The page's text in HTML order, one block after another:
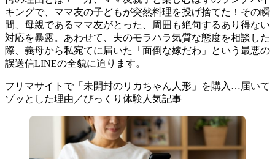
キングで、ママ友の子どもが突然料理を投げ捨てた！その瞬
間、母親であるママ友がとった、周囲も絶句するあり得ない
対応を暴露。あわせて、夫のモラハラ気質な態度を相談した
際、義母から私宛てに届いた「面倒な嫁だわ」という最悪の
誤送信LINEの全貌に迫ります。
フリマサイトで「未開封のリカちゃん人形」を購入…届いて
ゾッとした理由／びっくり体験人気記事